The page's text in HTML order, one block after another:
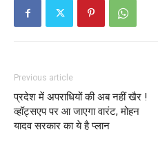
Previous article
प्रदेश में अपराधियों की अब नहीं खैर !
व्हॉट्सएप पर आ जाएगा वारंट, मोहन
यादव सरकार का ये है प्लान